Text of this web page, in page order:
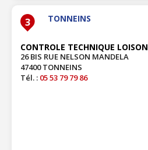
3 TONNEINS
CONTROLE TECHNIQUE LOISON
26 BIS RUE NELSON MANDELA
47400 TONNEINS
Tél. : 05 53 79 79 86